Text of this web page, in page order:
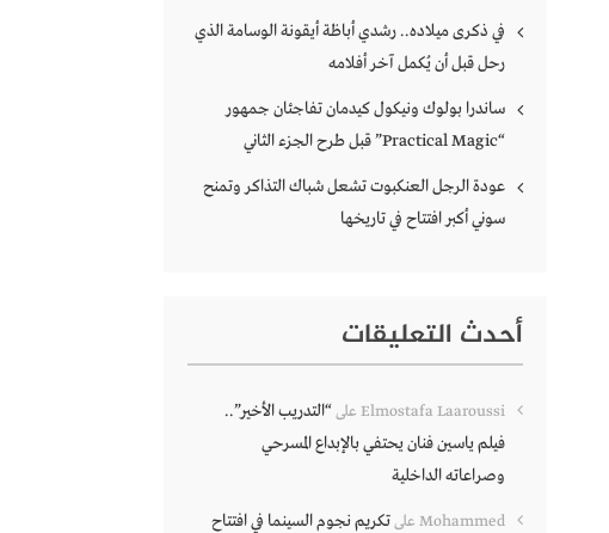
في ذكرى ميلاده.. رشدي أباظة أيقونة الوسامة الذي
رحل قبل أن يُكمل آخر أفلامه
ساندرا بولوك ونيكول كيدمان تفاجئان جمهور
“Practical Magic” قبل طرح الجزء الثاني
عودة الرجل العنكبوت تشعل شباك التذاكر وتمنح
سوني أكبر افتتاح في تاريخها
أحدث التعليقات
Elmostafa Laaroussi على“التدريب الأخير”..
فيلم ياسين فنان يحتفي بالإبداع المسرحي
وصراعاته الداخلية
Mohammed علىتكريم نجوم السينما في افتتاح